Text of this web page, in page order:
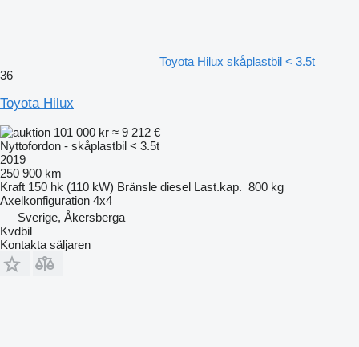
Toyota Hilux skåplastbil < 3.5t
36
Toyota Hilux
101 000 kr ≈ 9 212 €
Nyttofordon - skåplastbil < 3.5t
2019
250 900 km
Kraft 150 hk (110 kW) Bränsle diesel Last.kap. 800 kg
Axelkonfiguration 4x4
Sverige, Åkersberga
Kvdbil
Kontakta säljaren